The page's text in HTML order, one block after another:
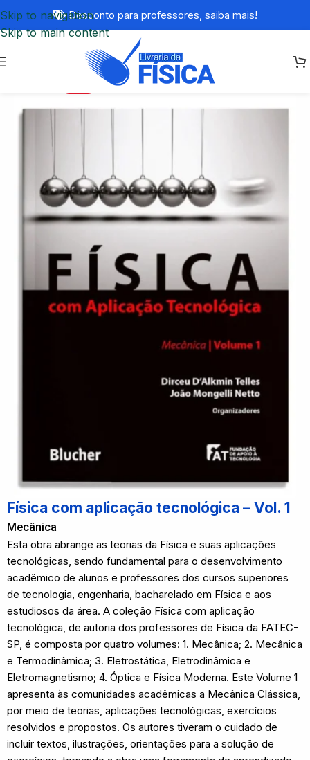
Skip to navigation
Skip to main content
Desconto para professores, saiba mais!
Física com aplicação tecnológica – Vol. 1
Mecânica
Esta obra abrange as teorias da Física e suas aplicações
tecnológicas, sendo fundamental para o desenvolvimento
acadêmico de alunos e professores dos cursos superiores
de tecnologia, engenharia, bacharelado em Física e aos
estudiosos da área. A coleção Física com aplicação
tecnológica, de autoria dos professores de Física da FATEC-
SP, é composta por quatro volumes: 1. Mecânica; 2. Mecânica
e Termodinâmica; 3. Eletrostática, Eletrodinâmica e
Eletromagnetismo; 4. Óptica e Física Moderna. Este Volume 1
apresenta às comunidades acadêmicas a Mecânica Clássica,
por meio de teorias, aplicações tecnológicas, exercícios
resolvidos e propostos. Os autores tiveram o cuidado de
incluir textos, ilustrações, orientações para a solução de